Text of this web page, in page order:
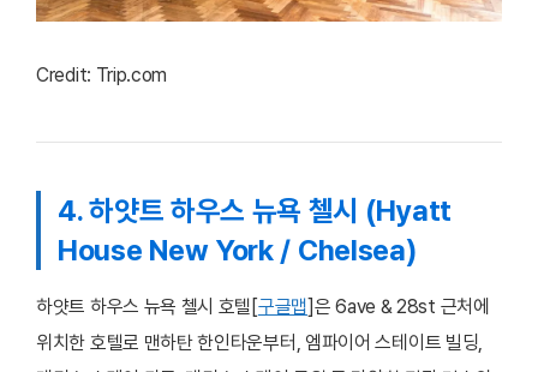
Credit: Trip.com
4. 하얏트 하우스 뉴욕 첼시 (Hyatt
House New York / Chelsea)
하얏트 하우스 뉴욕 첼시 호텔[구글맵]은 6ave & 28st 근처에
위치한 호텔로 맨하탄 한인타운부터, 엠파이어 스테이트 빌딩,